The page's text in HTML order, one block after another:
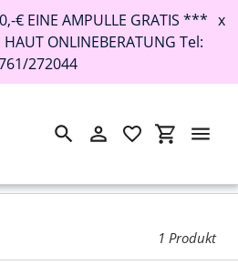
€ EINE AMPULLE GRATIS ***
ONLINEBERATUNG Tel:
272044
x
SuchenEinloggen
1 Produkt